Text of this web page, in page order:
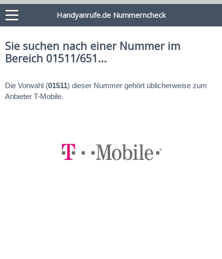
Handyanrufe.de Nummerncheck
Sie suchen nach einer Nummer im
Bereich 01511/651...
Die Vorwahl (01511) dieser Nummer gehört üblicherweise zum
Anbieter T-Mobile.